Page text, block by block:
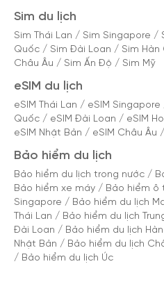
Sim du lịch
Sim Thái Lan / Sim Singapore /
Quốc / Sim Đài Loan / Sim Hàn
Châu Âu / Sim Ấn Độ / Sim Mỹ
eSIM du lịch
eSIM Thái Lan / eSIM Singapore
Quốc / eSIM Đài Loan / eSIM
eSIM Nhật Bản / eSIM Châu Âu /
Bảo hiểm du lịch
Bảo hiểm du lịch trong nước /
Bảo hiểm xe máy / Bảo hiểm ô
Singapore / Bảo hiểm du lịch
Thái Lan / Bảo hiểm du lịch
Đài Loan / Bảo hiểm du lịch
Nhật Bản / Bảo hiểm du lịch
/ Bảo hiểm du lịch Úc